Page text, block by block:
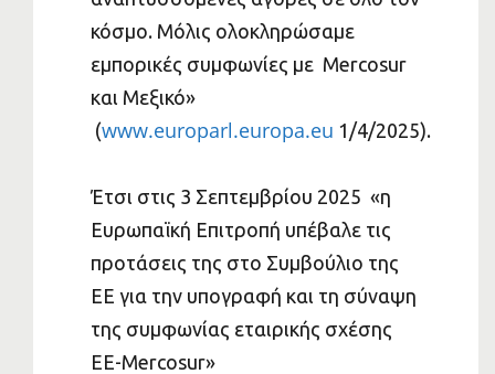
κόσμο. Μόλις ολοκληρώσαμε
εμπορικές συμφωνίες με Mercosur
και Μεξικό»
(www.europarl.europa.eu 1/4/2025).
Έτσι στις 3 Σεπτεμβρίου 2025 «η
Ευρωπαϊκή Επιτροπή υπέβαλε τις
προτάσεις της στο Συμβούλιο της
ΕΕ για την υπογραφή και τη σύναψη
της συμφωνίας εταιρικής σχέσης
ΕΕ-Mercosur»